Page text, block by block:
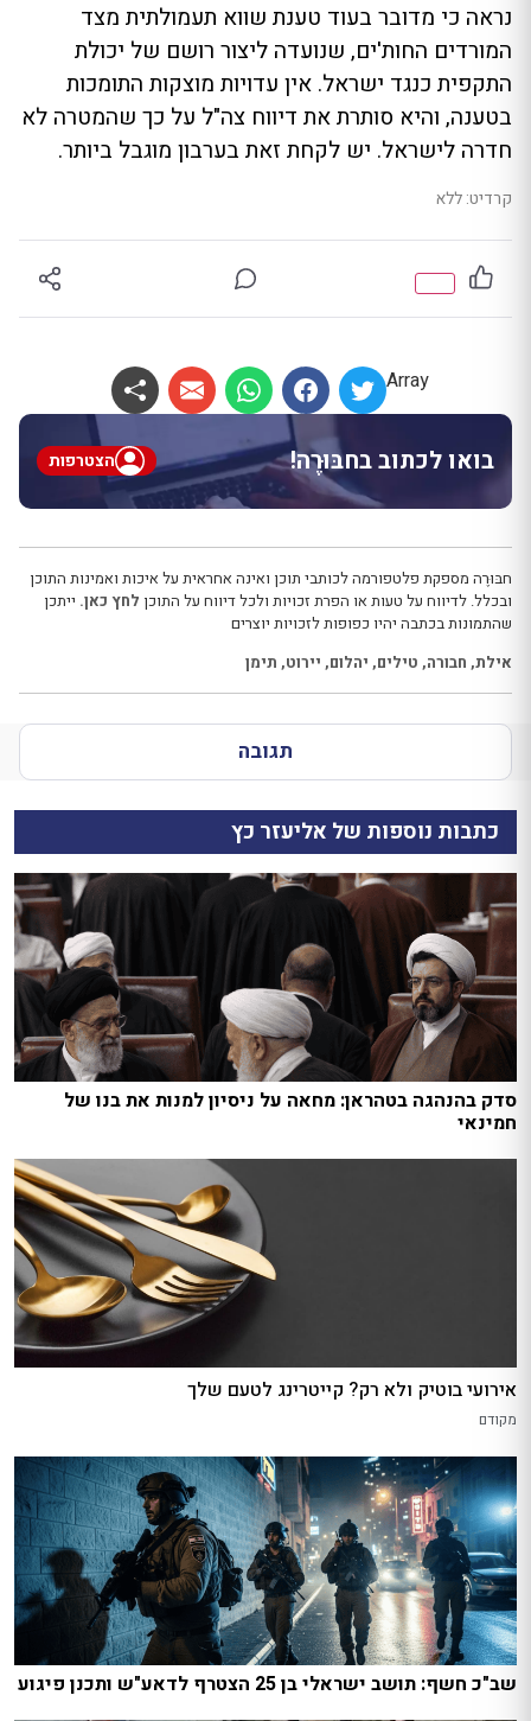
נראה כי מדובר בעוד טענת שווא תעמולתית מצד
המורדים החות'ים, שנועדה ליצור רושם של יכולת
התקפית כנגד ישראל. אין עדויות מוצקות התומכות
בטענה, והיא סותרת את דיווח צה"ל על כך שהמטרה לא
חדרה לישראל. יש לקחת זאת בערבון מוגבל ביותר.
קרדיט: ללא
Array
בואו לכתוב בחבּוּרֶה! הצטרפות
חבּוּרֶה מספקת פלטפורמה לכותבי תוכן ואינה אחראית על איכות ואמינות התוכן
ובכלל. לדיווח על טעות או הפרת זכויות ולכל דיווח על התוכן לחץ כאן. ייתכן
שהתמונות בכתבה יהיו כפופות לזכויות יוצרים
אילת, חבורה, טילים, יהלום, יירוט, תימן
תגובה
כתבות נוספות של אליעזר כץ
סדק בהנהגה בטהראן: מחאה על ניסיון למנות את בנו של
חמינאי
אירועי בוטיק ולא רק? קייטרינג לטעם שלך
מקודם
שב"כ חשף: תושב ישראלי בן 25 הצטרף לדאע"ש ותכנן פיגוע